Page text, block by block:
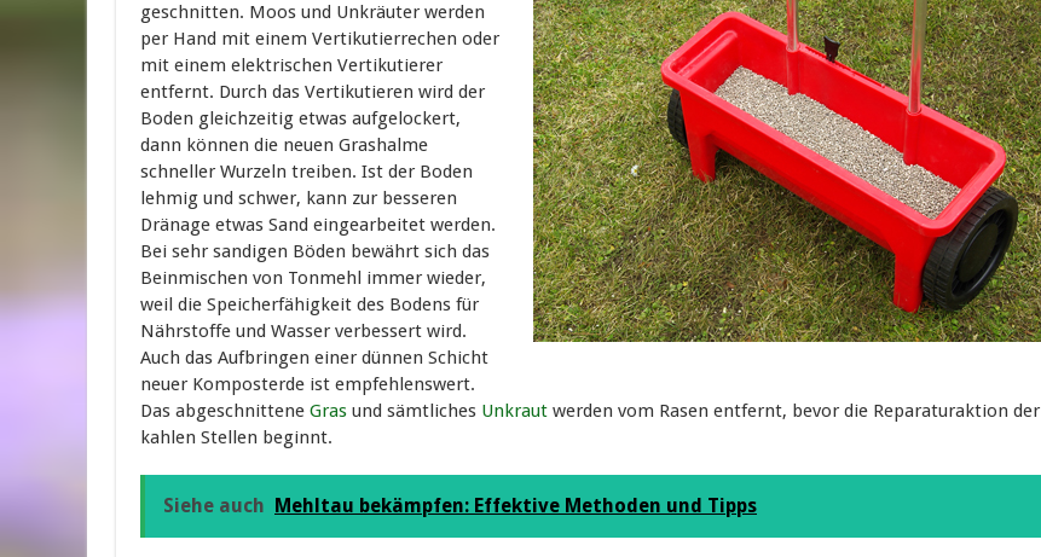
geschnitten. Moos und Unkräuter werden
per Hand mit einem Vertikutierrechen oder
mit einem elektrischen Vertikutierer
entfernt. Durch das Vertikutieren wird der
Boden gleichzeitig etwas aufgelockert,
dann können die neuen Grashalme
schneller Wurzeln treiben. Ist der Boden
lehmig und schwer, kann zur besseren
Dränage etwas Sand eingearbeitet werden.
Bei sehr sandigen Böden bewährt sich das
Beinmischen von Tonmehl immer wieder,
weil die Speicherfähigkeit des Bodens für
Nährstoffe und Wasser verbessert wird.
Auch das Aufbringen einer dünnen Schicht
neuer Komposterde ist empfehlenswert.
Das abgeschnittene Gras und sämtliches Unkraut werden vom Rasen entfernt, bevor die Reparaturaktion der
kahlen Stellen beginnt.
Siehe auch Mehltau bekämpfen: Effektive Methoden und Tipps